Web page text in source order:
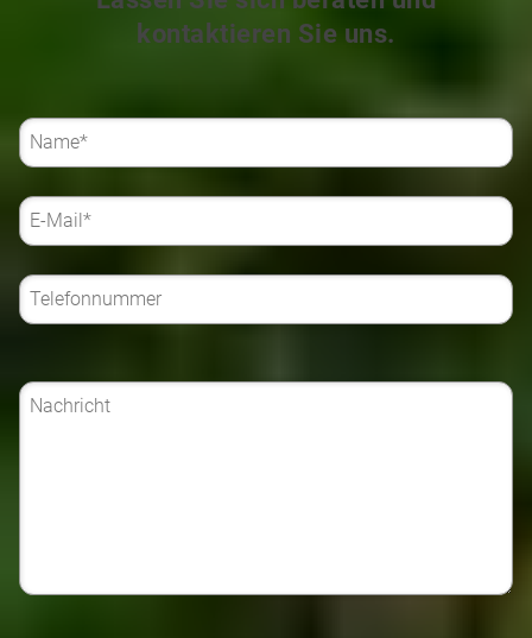
kontaktieren Sie uns.